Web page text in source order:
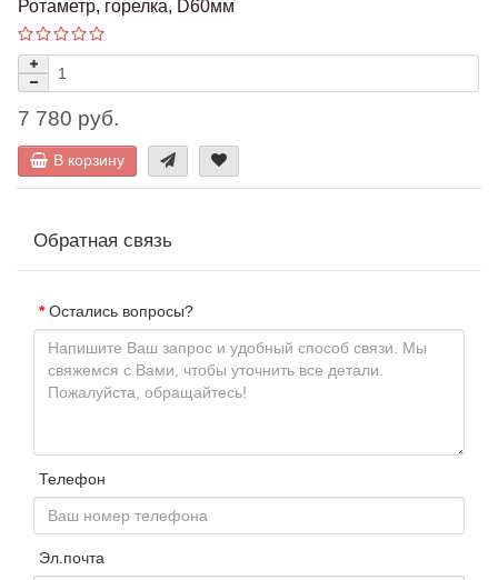
Ротаметр, горелка, D60мм
7 780 руб.
В корзину
Обратная связь
Остались вопросы?
Телефон
Эл.почта